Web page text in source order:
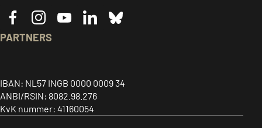
PARTNERS
link
to
home
logo,
link
to
link
to
home
for
global
justice
IBAN: NL57 INGB 0000 0009 34
ANBI/RSIN: 8082.98.276
KvK nummer: 41160054